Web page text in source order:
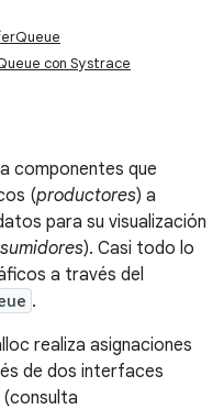
con Systrace
componentes que
(productores) a
para su visualización
). Casi todo lo
a través del
.
realiza asignaciones
de dos interfaces